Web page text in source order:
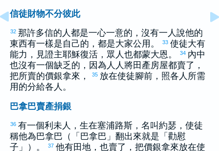
信徒財物不分彼此
32 那許多信的人都是一心一意的，沒有一人說他的
東西有一樣是自己的，都是大家公用。
33 使徒大有
能力，見證主耶穌復活，眾人也都蒙大恩。
34 內中
也沒有一個缺乏的，因為人人將田產房屋都賣了，
把所賣的價銀拿來，
35 放在使徒腳前，照各人所需
用的分給各人。
巴拿巴賣產捐銀
36 有一個利未 人，生在塞浦路斯 ，名叫 約瑟 ，使徒
稱他為 巴拿巴 （「 巴拿巴 」翻出來就是「勸慰
子」）。
37 他有田地，也賣了，把價銀拿來放在使